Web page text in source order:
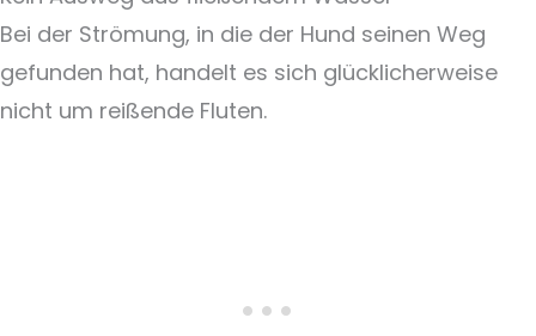
Bei der Strömung, in die der Hund seinen Weg
gefunden hat, handelt es sich glücklicherweise
nicht um reißende Fluten.